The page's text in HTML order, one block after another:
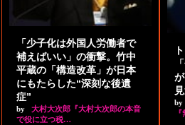
「少子化は外国人労働者で
補えばいい」の衝撃。竹中
平蔵の「構造改革」が日本
にもたらした“深刻な後遺
症”
by
大村大次郎『大村大次郎の本音
で役に立つ税…
by